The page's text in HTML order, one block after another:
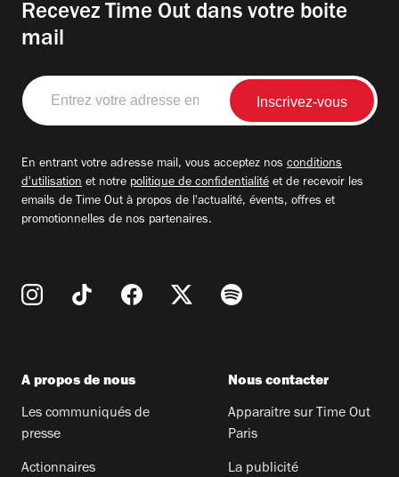
Recevez Time Out dans votre boite
mail
Entrez
votre
adresse
En entrant votre adresse mail, vous acceptez nos conditions
d'utilisation et notre politique de confidentialité et de recevoir les
emails de Time Out à propos de l'actualité, évents, offres et
promotionnelles de nos partenaires.
A propos de nous
Les communiqués de
presse
Actionnaires
Nous contacter
Apparaitre sur Time Out
Paris
La publicité